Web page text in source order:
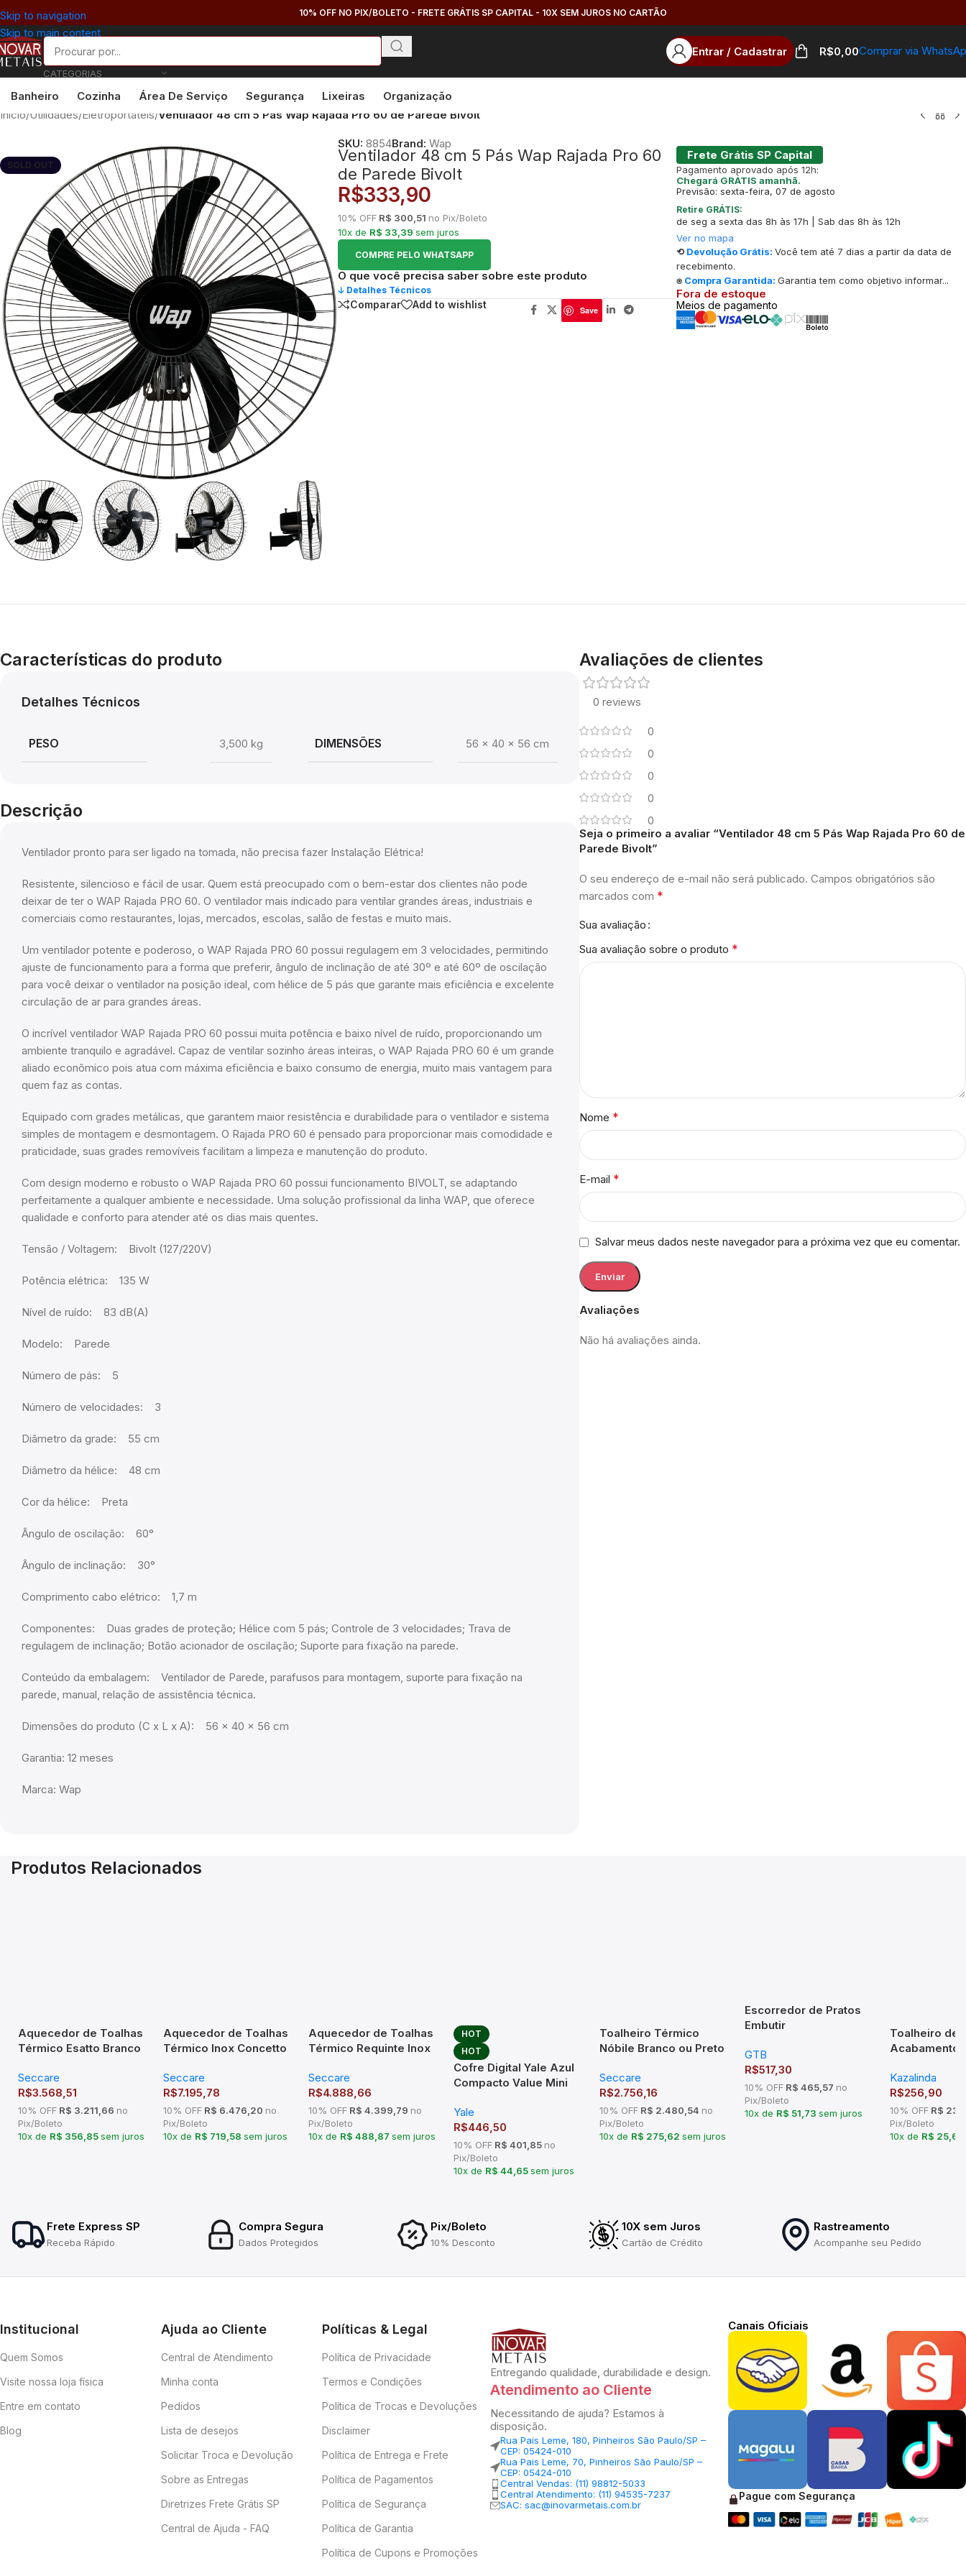
Skip to navigation
Skip to main content
10% OFF NO PIX/BOLETO - FRETE GRÁTIS SP CAPITAL - 10X SEM JUROS NO CARTÃO
CATEGORIAS
Entrar / Cadastrar R$0,00Comprar via
Banheiro Cozinha Área De Serviço Segurança Lixeiras
Organização
Início/Utilidades/Eletroportáteis/Ventilador 48 cm 5 Pás Wap Rajada Pro 60 de Parede Bivolt
SOLD OUT
SKU:8854Brand:Wap
Ventilador 48 cm 5 Pás Wap Rajada Pro 60
de Parede Bivolt
R$333,90
10% OFF R$ 300,51 no Pix/Boleto
10x de R$ 33,39sem juros
COMPRE PELO WHATSAPP
O que você precisa saber sobre este produto
🡣 Detalhes Técnicos
Comparar Add to wishlist Save
Frete Grátis SP Capital
Pagamento aprovado após 12h:
Chegará GRÁTIS amanhã.
Previsão: sexta-feira, 07 de agosto
Retire GRÁTIS:
de seg a sexta das 8h às 17h | Sab das 8h às 12h
Ver no mapa
⟲ Devolução Grátis: Você tem até 7 dias a partir da data de
recebimento.
⍟ Compra Garantida: Garantia tem como objetivo informar...
Fora de estoque
Meios de pagamento
Características do produto
Detalhes Técnicos
PESO 3,500 kg DIMENSÕES 56 × 40 × 56 cm
Descrição
Ventilador pronto para ser ligado na tomada, não precisa fazer Instalação Elétrica!
Resistente, silencioso e fácil de usar. Quem está preocupado com o bem-estar dos clientes não pode
deixar de ter o WAP Rajada PRO 60. O ventilador mais indicado para ventilar grandes áreas, industriais e
comerciais como restaurantes, lojas, mercados, escolas, salão de festas e muito mais.
Um ventilador potente e poderoso, o WAP Rajada PRO 60 possui regulagem em 3 velocidades, permitindo
ajuste de funcionamento para a forma que preferir, ângulo de inclinação de até 30º e até 60º de oscilação
para você deixar o ventilador na posição ideal, com hélice de 5 pás que garante mais eficiência e excelente
circulação de ar para grandes áreas.
O incrível ventilador WAP Rajada PRO 60 possui muita potência e baixo nível de ruído, proporcionando um
ambiente tranquilo e agradável. Capaz de ventilar sozinho áreas inteiras, o WAP Rajada PRO 60 é um grande
aliado econômico pois atua com máxima eficiência e baixo consumo de energia, muito mais vantagem para
quem faz as contas.
Equipado com grades metálicas, que garantem maior resistência e durabilidade para o ventilador e sistema
simples de montagem e desmontagem. O Rajada PRO 60 é pensado para proporcionar mais comodidade e
praticidade, suas grades removíveis facilitam a limpeza e manutenção do produto.
Com design moderno e robusto o WAP Rajada PRO 60 possui funcionamento BIVOLT, se adaptando
perfeitamente a qualquer ambiente e necessidade. Uma solução profissional da linha WAP, que oferece
qualidade e conforto para atender até os dias mais quentes.
Tensão / Voltagem: Bivolt (127/220V)
Potência elétrica: 135 W
Nível de ruído: 83 dB(A)
Modelo: Parede
Número de pás: 5
Número de velocidades: 3
Diâmetro da grade: 55 cm
Diâmetro da hélice: 48 cm
Cor da hélice: Preta
Ângulo de oscilação: 60°
Ângulo de inclinação: 30°
Comprimento cabo elétrico: 1,7 m
Componentes: Duas grades de proteção; Hélice com 5 pás; Controle de 3 velocidades; Trava de
regulagem de inclinação; Botão acionador de oscilação; Suporte para fixação na parede.
Conteúdo da embalagem: Ventilador de Parede, parafusos para montagem, suporte para fixação na
parede, manual, relação de assistência técnica.
Dimensões do produto (C x L x A): 56 x 40 x 56 cm
Garantia: 12 meses
Marca: Wap
Avaliações de clientes
0 reviews
0
0
0
0
0
Avaliações
Não há avaliações ainda.
Seja o primeiro a avaliar “Ventilador 48 cm 5 Pás Wap Rajada Pro 60 de
Parede Bivolt”
O seu endereço de e-mail não será publicado. Campos obrigatórios são
marcados com *
Sua avaliação
Sua avaliação sobre o produto *
Nome *
E-mail *
Salvar meus dados neste navegador para a próxima vez que eu comentar.
Produtos Relacionados
Aquecedor de Toalhas
Térmico Esatto Branco
Seccare
R$3.568,51
10% OFF R$ 3.211,66 no
Pix/Boleto
10x de R$ 356,85sem juros
Aquecedor de Toalhas
Térmico Inox Concetto
Seccare
R$7.195,78
10% OFF R$ 6.476,20 no
Pix/Boleto
10x de R$ 719,58sem juros
Aquecedor de Toalhas
Térmico Requinte Inox
Seccare
R$4.888,66
10% OFF R$ 4.399,79 no
Pix/Boleto
10x de R$ 488,87sem juros
HOT
HOT
Cofre Digital Yale Azul
Compacto Value Mini
e Escritório
Yale
R$446,50
10% OFF R$ 401,85 no
Pix/Boleto
10x de R$ 44,65sem juros
Toalheiro Térmico
Nóbile Branco ou Preto
Seccare
R$2.756,16
10% OFFR$ 2.480,54 no
Pix/Boleto
10x de R$ 275,62 sem juros
Escorredor de Pratos
Embutir
1000mm Inox
GTB
R$517,30
10% OFFR$ 465,57 no
Pix/Boleto
10x de R$ 51,73 sem juros
Toalheiro de
Acabamento
Kazalinda
R$256,90
10% OFFR$
Pix/Boleto
10x de R$ 25,69
Frete Express SP
Receba Rápido
Compra Segura
Dados Protegidos
Pix/Boleto
10% Desconto
10X sem Juros
Cartão de Crédito
Rastreamento
Acompanhe seu Pedido
Institucional
Quem Somos
Visite nossa loja física
Entre em contato
Blog
Ajuda ao Cliente
Central de Atendimento
Minha conta
Pedidos
Lista de desejos
Solicitar Troca e Devolução
Sobre as Entregas
Diretrizes Frete Grátis SP
Central de Ajuda - FAQ
Políticas & Legal
Política de Privacidade
Termos e Condições
Política de Trocas e Devoluções
Disclaimer
Política de Entrega e Frete
Política de Pagamentos
Política de Segurança
Política de Garantia
Política de Cupons e Promoções
Entregando qualidade, durabilidade e design.
Atendimento ao Cliente
Necessitando de ajuda? Estamos à
disposição.
Rua Pais Leme, 180, Pinheiros São Paulo/SP –
CEP: 05424-010
Rua Pais Leme, 70, Pinheiros São Paulo/SP –
CEP: 05424-010
Central Vendas: (11) 98812-5033
Central Atendimento: (11) 94535-7237
SAC: sac@inovarmetais.com.br
Canais Oficiais
Pague com Segurança